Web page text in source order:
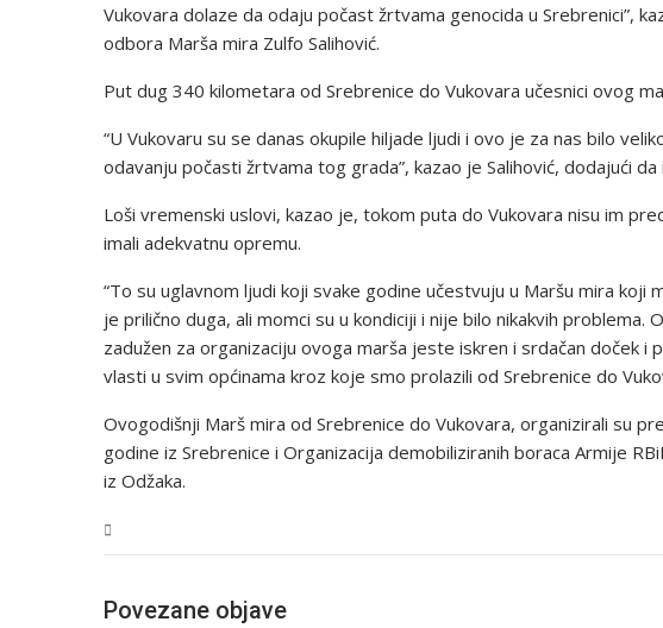
Vukovara dolaze da odaju počast žrtvama genocida u Srebrenici”,
odbora Marša mira Zulfo Salihović.
Put dug 340 kilometara od Srebrenice do Vukovara učesnici ovog
“U Vukovaru su se danas okupile hiljade ljudi i ovo je za nas bilo
odavanju počasti žrtvama tog grada”, kazao je Salihović, dodajući
Loši vremenski uslovi, kazao je, tokom puta do Vukovara nisu im
imali adekvatnu opremu.
“To su uglavnom ljudi koji svake godine učestvuju u Maršu mira koji
je prilično duga, ali momci su u kondiciji i nije bilo nikakvih problema.
zadužen za organizaciju ovoga marša jeste iskren i srdačan doček i
vlasti u svim općinama kroz koje smo prolazili od Srebrenice do
Ovogodišnji Marš mira od Srebrenice do Vukovara, organizirali su
godine iz Srebrenice i Organizacija demobiliziranih boraca Armije
iz Odžaka.
Povezane objave